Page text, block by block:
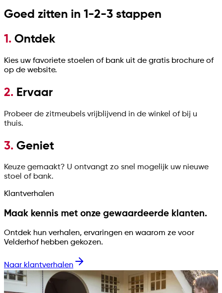
Goed zitten in 1-2-3 stappen
1. Ontdek
Kies uw favoriete stoelen of bank uit de gratis brochure of
op de website.
2. Ervaar
Probeer de zitmeubels vrijblijvend in de winkel of bij u
thuis.
3. Geniet
Keuze gemaakt? U ontvangt zo snel mogelijk uw nieuwe
stoel of bank.
Klantverhalen
Maak kennis met onze gewaardeerde klanten.
Ontdek hun verhalen, ervaringen en waarom ze voor
Velderhof hebben gekozen.
Naar klantverhalen